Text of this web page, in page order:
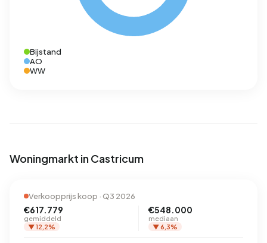
Bijstand
AO
WW
Woningmarkt in Castricum
Verkoopprijs koop · Q3 2026
€617.779
gemiddeld
▼ 12,2%
€548.000
mediaan
▼ 6,3%